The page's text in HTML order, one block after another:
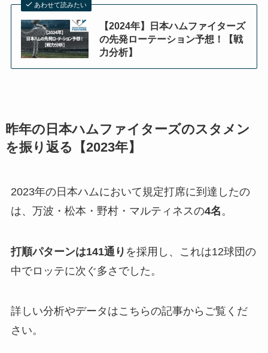
あわせて読みたい
【2024年】日本ハムファイターズ
の先発ローテーション予想！【戦
力分析】
昨年の日本ハムファイターズのスタメン
を振り返る【2023年】
2023年の日本ハムにおいて規定打席に到達したの
は、万波・松本・野村・マルティネスの4名 。
打順パターンは141通り を採用し、これは12球団の
中でロッテに次ぐ多さでした。
詳しい分析やデータはこちらの記事からご覧くだ
さい。